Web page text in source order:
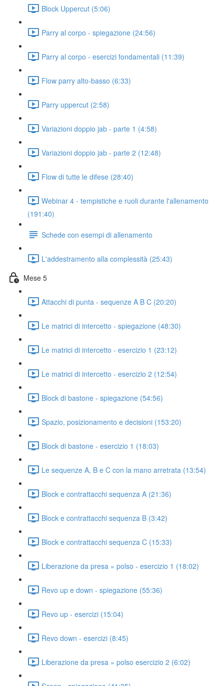
Block Uppercut (5:06)
Parry al corpo - spiegazione (24:56)
Parry al corpo - esercizi fondamentali (11:39)
Flow parry alto-basso (6:33)
Parry uppercut (2:58)
Variazioni doppio jab - parte 1 (4:58)
Variazioni doppio jab - parte 2 (12:48)
Flow di tutte le difese (28:40)
Webinar 4 - tempistiche e ruoli durante l'allenamento
(191:40)
Schede con esempi di allenamento
L'addestramento alla complessità (25:43)
Mese 5
Attacchi di punta - sequenze A B C (20:20)
Le matrici di intercetto - spiegazione (48:30)
Le matrici di intercetto - esercizio 1 (23:12)
Le matrici di intercetto - esercizio 2 (12:54)
Block di bastone - spiegazione (54:56)
Spazio, posizionamento e decisioni (153:20)
Block di bastone - esercizio 1 (18:03)
Le sequenze A, B e C con la mano arretrata (13:54)
Block e contrattacchi sequenza A (21:36)
Block e contrattacchi sequenza B (3:42)
Block e contrattacchi sequenza C (15:33)
Liberazione da presa » polso - esercizio 1 (18:02)
Revo up e down - spiegazione (55:36)
Revo up - esercizi (15:04)
Revo down - esercizi (8:45)
Liberazione da presa » polso esercizio 2 (6:02)